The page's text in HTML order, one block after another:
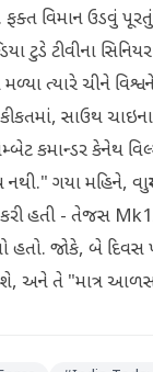
વિમાન ઉડવું પૂરતું
ટુડે ટીવીના
ત્યારે ચીને
સાઉથ
કોમ્બેટ કમાન્ડર
ગયા મહિને,
હતી - તેજસ
જોકે, બે દિવસ
અને તે "માત્ર